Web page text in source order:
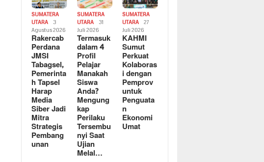
SUMATERA
UTARA
3
Agustus 2026
Rakercab
Perdana
JMSI
Tabagsel,
Pemerinta
h Tapsel
Harap
Media
Siber Jadi
Mitra
Strategis
Pembang
unan
SUMATERA
UTARA
31
Juli 2026
Termasuk
dalam 4
Profil
Pelajar
Manakah
Siswa
Anda?
Mengung
kap
Perilaku
Tersembu
nyi Saat
Ujian
Melal…
SUMATERA
UTARA
27
Juli 2026
KAHMI
Sumut
Perkuat
Kolaboras
i dengan
Pemprov
untuk
Penguata
n
Ekonomi
Umat